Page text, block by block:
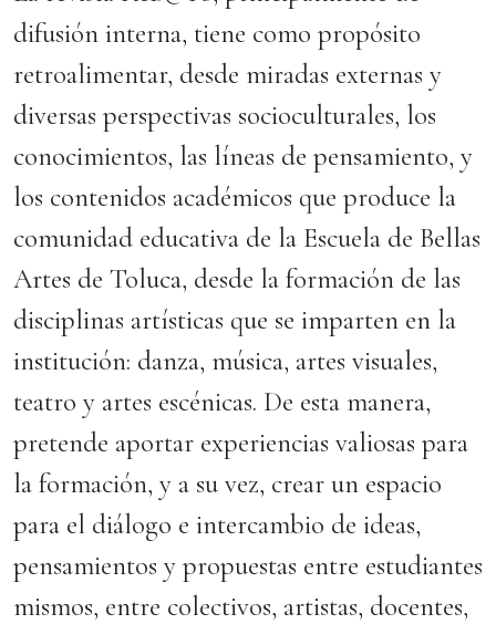
difusión interna, tiene como propósito
retroalimentar, desde miradas externas y
diversas perspectivas socioculturales, los
conocimientos, las líneas de pensamiento, y
los contenidos académicos que produce la
comunidad educativa de la Escuela de Bellas
Artes de Toluca, desde la formación de las
disciplinas artísticas que se imparten en la
institución: danza, música, artes visuales,
teatro y artes escénicas. De esta manera,
pretende aportar experiencias valiosas para
la formación, y a su vez, crear un espacio
para el diálogo e intercambio de ideas,
pensamientos y propuestas entre estudiantes
mismos, entre colectivos, artistas, docentes,